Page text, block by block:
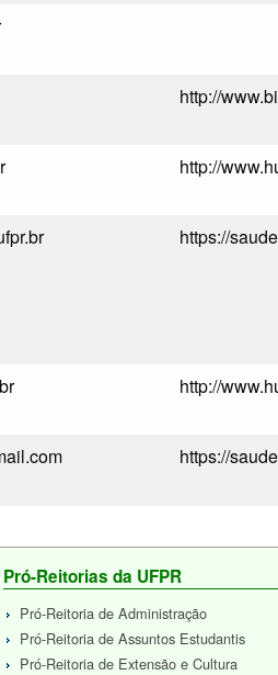
http://
http://
https://
http://
https://
Pró-Reitorias da UFPR
Pró-Reitoria de Administração
Pró-Reitoria de Assuntos Estudantis
Pró-Reitoria de Extensão e Cultura